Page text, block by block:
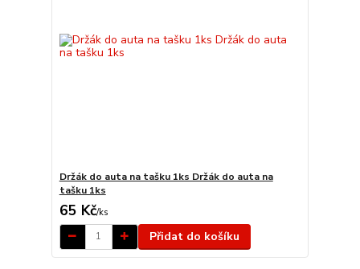
Držák do auta na tašku 1ks Držák do auta na
tašku 1ks
65 Kč/ks
Přidat do košíku